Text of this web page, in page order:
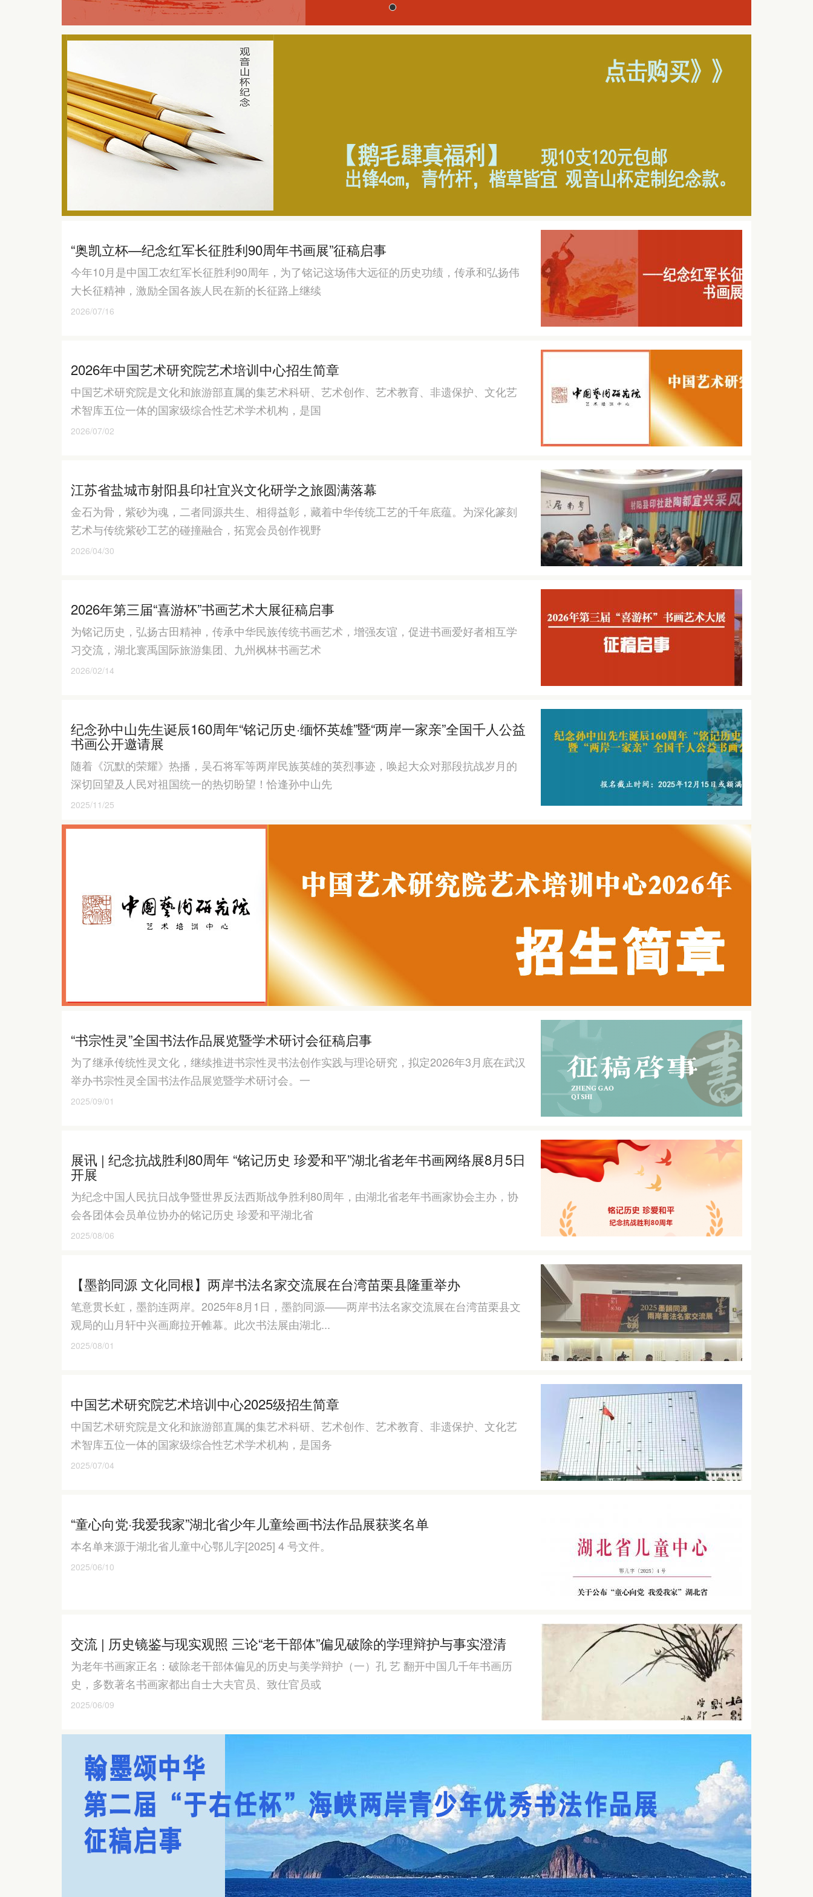
“奥凯立杯—纪念红军长征胜利90周年书画展”征稿启事
今年10月是中国工农红军长征胜利90周年，为了铭记这场伟大远征的历史功绩，传承和弘扬伟
大长征精神，激励全国各族人民在新的长征路上继续
2026/07/16
2026年中国艺术研究院艺术培训中心招生简章
中国艺术研究院是文化和旅游部直属的集艺术科研、艺术创作、艺术教育、非遗保护、文化艺
术智库五位一体的国家级综合性艺术学术机构，是国
2026/07/02
江苏省盐城市射阳县印社宜兴文化研学之旅圆满落幕
金石为骨，紫砂为魂，二者同源共生、相得益彰，藏着中华传统工艺的千年底蕴。为深化篆刻
艺术与传统紫砂工艺的碰撞融合，拓宽会员创作视野
2026/04/30
2026年第三届“喜游杯”书画艺术大展征稿启事
为铭记历史，弘扬古田精神，传承中华民族传统书画艺术，增强友谊，促进书画爱好者相互学
习交流，湖北寰禹国际旅游集团、九州枫林书画艺术
2026/02/14
纪念孙中山先生诞辰160周年“铭记历史·缅怀英雄”暨“两岸一家亲”全国千人公益
书画公开邀请展
随着《沉默的荣耀》热播，吴石将军等两岸民族英雄的英烈事迹，唤起大众对那段抗战岁月的
深切回望及人民对祖国统一的热切盼望！恰逢孙中山先
2025/11/25
“书宗性灵”全国书法作品展览暨学术研讨会征稿启事
为了继承传统性灵文化，继续推进书宗性灵书法创作实践与理论研究，拟定2026年3月底在武汉
举办书宗性灵全国书法作品展览暨学术研讨会。一
2025/09/01
展讯 | 纪念抗战胜利80周年 “铭记历史 珍爱和平”湖北省老年书画网络展8月5日
开展
为纪念中国人民抗日战争暨世界反法西斯战争胜利80周年，由湖北省老年书画家协会主办，协
会各团体会员单位协办的铭记历史 珍爱和平湖北省
2025/08/06
【墨韵同源 文化同根】两岸书法名家交流展在台湾苗栗县隆重举办
笔意贯长虹，墨韵连两岸。2025年8月1日，墨韵同源——两岸书法名家交流展在台湾苗栗县文
观局的山月轩中兴画廊拉开帷幕。此次书法展由湖北...
2025/08/01
中国艺术研究院艺术培训中心2025级招生简章
中国艺术研究院是文化和旅游部直属的集艺术科研、艺术创作、艺术教育、非遗保护、文化艺
术智库五位一体的国家级综合性艺术学术机构，是国务
2025/07/04
“童心向党·我爱我家”湖北省少年儿童绘画书法作品展获奖名单
本名单来源于湖北省儿童中心鄂儿字[2025] 4 号文件。
2025/06/10
交流 | 历史镜鉴与现实观照 三论“老干部体”偏见破除的学理辩护与事实澄清
为老年书画家正名：破除老干部体偏见的历史与美学辩护（一）孔 艺 翻开中国几千年书画历
史，多数著名书画家都出自士大夫官员、致仕官员或
2025/06/09